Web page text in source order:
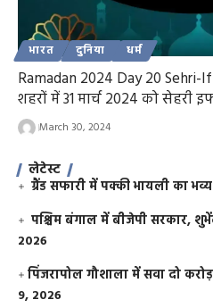
भारत दुनिया धर्म
Ramadan 2024 Day 20
शहरों में 31 मार्च 2024 को सेहरी
March 30, 2024
लेटेस्ट
ग्रैंड सफारी में पक्की भायली का
पश्चिम बंगाल में बीजेपी सरकार,
2026
​पिंजरापोल गौशाला में सवा दो
9, 2026